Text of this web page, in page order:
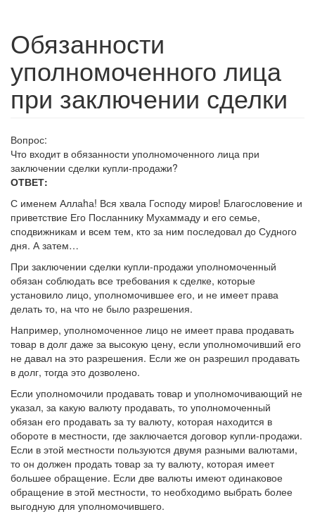
Обязанности
уполномоченного лица
при заключении сделки
Вопрос:
Что входит в обязанности уполномоченного лица при
заключении сделки купли-продажи?
ОТВЕТ:
С именем Аллаhа! Вся хвала Господу миров! Благословение и
приветствие Его Посланнику Мухаммаду и его семье,
сподвижникам и всем тем, кто за ним последовал до Судного
дня. А затем…
При заключении сделки купли-продажи уполномоченный
обязан соблюдать все требования к сделке, которые
установило лицо, уполномочившее его, и не имеет права
делать то, на что не было разрешения.
Например, уполномоченное лицо не имеет права продавать
товар в долг даже за высокую цену, если уполномочивший его
не давал на это разрешения. Если же он разрешил продавать
в долг, тогда это дозволено.
Если уполномочили продавать товар и уполномочивающий не
указал, за какую валюту продавать, то уполномоченный
обязан его продавать за ту валюту, которая находится в
обороте в местности, где заключается договор купли-продажи.
Если в этой местности пользуются двумя разными валютами,
то он должен продать товар за ту валюту, которая имеет
большее обращение. Если две валюты имеют одинаковое
обращение в этой местности, то необходимо выбрать более
выгодную для уполномочившего.